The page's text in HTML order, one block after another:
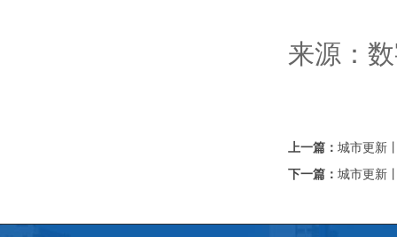
来源：
上一篇： 城市更新
下一篇： 城市更新